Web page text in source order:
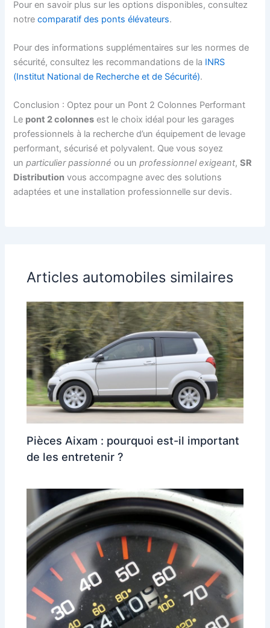
Pour en savoir plus sur les options disponibles, consultez
notrecomparatif des ponts élévateurs.
Pour des informations supplémentaires sur les normes de
sécurité, consultez les recommandations de la INRS
(Institut National de Recherche et de Sécurité).
Conclusion : Optez pour un Pont 2 Colonnes Performant
Le pont 2 colonnes est le choix idéal pour les garages
professionnels à la recherche d’un équipement de levage
performant, sécurisé et polyvalent. Que vous soyez
unparticulier passionné ou unprofessionnel exigeant,SR
Distribution vous accompagne avec des solutions
adaptées et une installation professionnelle sur devis.
Articles automobiles similaires
Pièces Aixam : pourquoi est-il important
de les entretenir ?